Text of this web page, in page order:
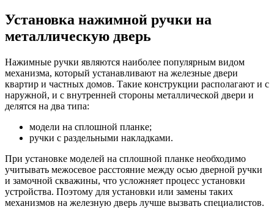
Установка нажимной ручки на
металлическую дверь
Нажимные ручки являются наиболее популярным видом
механизма, который устанавливают на железные двери
квартир и частных домов. Такие конструкции располагают и с
наружной, и с внутренней стороны металлической двери и
делятся на два типа:
модели на сплошной планке;
ручки с раздельными накладками.
При установке моделей на сплошной планке необходимо
учитывать межосевое расстояние между осью дверной ручки
и замочной скважины, что усложняет процесс установки
устройства. Поэтому для установки или замены таких
механизмов на железную дверь лучше вызвать специалистов.